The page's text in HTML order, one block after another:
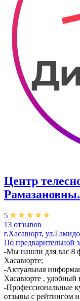
Центр
5
13 отзывов
г.Хасавюрт,
По предварительной
-Мы нашли для вас 8
Хасавюрте;
-Актуальная
Хасавюрте , удобный
-Профессиональные
отзывы с рейтингом